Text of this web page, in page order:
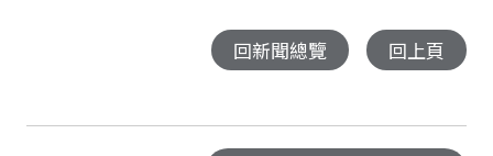
回新聞總覽 回上頁